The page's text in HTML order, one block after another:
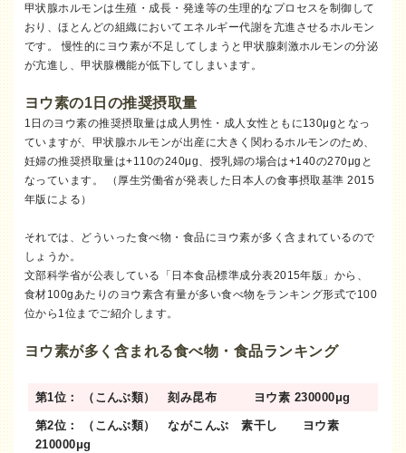
甲状腺ホルモンは生殖・成長・発達等の生理的なプロセスを制御して
おり、ほとんどの組織においてエネルギー代謝を亢進させるホルモン
です。 慢性的にヨウ素が不足してしまうと甲状腺刺激ホルモンの分泌
が亢進し、甲状腺機能が低下してしまいます。
ヨウ素の1日の推奨摂取量
1日のヨウ素の推奨摂取量は成人男性・成人女性ともに130μgとなっ
ていますが、甲状腺ホルモンが出産に大きく関わるホルモンのため、
妊婦の推奨摂取量は+110の240μg、授乳婦の場合は+140の270μgと
なっています。 （厚生労働省が発表した日本人の食事摂取基準 2015
年版による）
それでは、どういった食べ物・食品にヨウ素が多く含まれているので
しょうか。
文部科学省が公表している「日本食品標準成分表2015年版」から、
食材100gあたりのヨウ素含有量が多い食べ物をランキング形式で100
位から1位までご紹介します。
ヨウ素が多く含まれる食べ物・食品ランキング
第1位： （こんぶ類） 刻み昆布 ヨウ素 230000μg
第2位： （こんぶ類） ながこんぶ 素干し ヨウ素
210000μg